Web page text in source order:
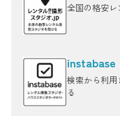
全国の格安レ
instabase
検索から利用
る